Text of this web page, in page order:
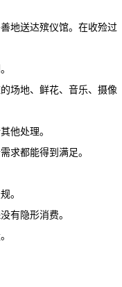
地送达殡仪馆。在收殓过
场地、鲜花、音乐、摄像
他处理。
求都能得到满足。
。
有隐形消费。